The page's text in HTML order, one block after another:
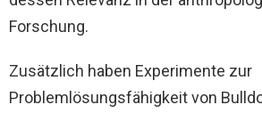
Forschung.
Zusätzlich haben Experimente zur
Problemlösungsfähigkeit von